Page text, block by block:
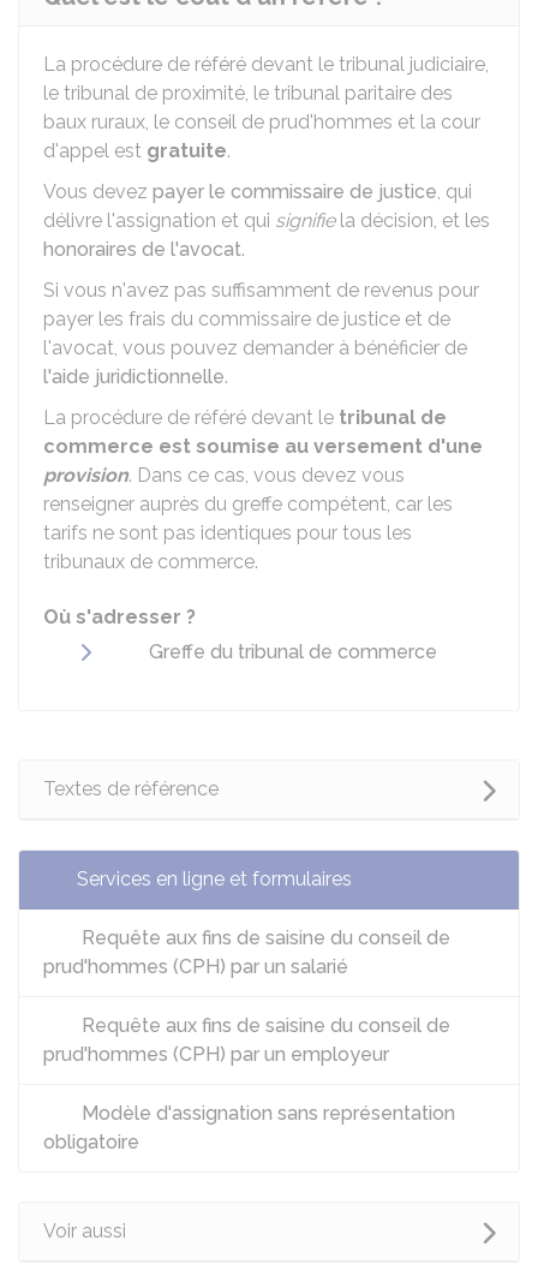
La procédure de référé devant le tribunal judiciaire,
le tribunal de proximité, le tribunal paritaire des
baux ruraux, le conseil de prud'hommes et la cour
d'appel est gratuite.
Vous devez payer le commissaire de justice, qui
délivre l'assignation et qui signifiela décision, et les
honoraires de l'avocat.
Si vous n'avez pas suffisamment de revenus pour
payer les frais du commissaire de justice et de
l'avocat, vous pouvez demander à bénéficier de
l'aide juridictionnelle.
La procédure de référé devant le tribunal de
commerce est soumise au versement d'une
provision. Dans ce cas, vous devez vous
renseigner auprès du greffe compétent, car les
tarifs ne sont pas identiques pour tous les
tribunaux de commerce.
Où s'adresser ?
Greffe du tribunal de commerce
Textes de référence
Services en ligne et formulaires
Requête aux fins de saisine du conseil de
prud'hommes (CPH) par un salarié
Requête aux fins de saisine du conseil de
prud'hommes (CPH) par un employeur
Modèle d'assignation sans représentation
obligatoire
Voir aussi